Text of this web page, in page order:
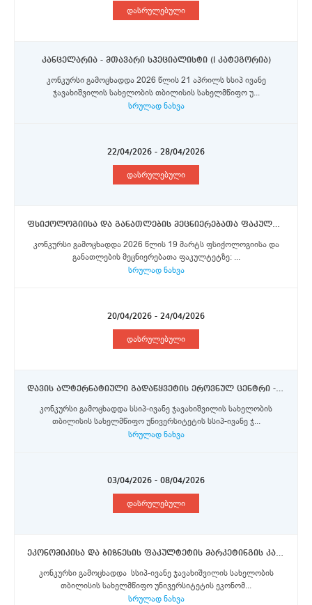
დასრულებული
კანცელარია - მთავარი სპეციალისტი (I კატეგორია)
კონკურსი გამოცხადდა 2026 წლის 21 აპრილს სსიპ ივანე
ჯავახიშვილის სახელობის თბილისის სახელმწიფო უ...
სრულად ნახვა
22/04/2026 - 28/04/2026
დასრულებული
ფსიქოლოგიისა და განათლების მეცნიერებათა ფაკულტეტი - ასისტენტ- პროფესორი
კონკურსი გამოცხადდა 2026 წლის 19 მარტს ფსიქოლოგიისა და
განათლების მეცნიერებათა ფაკულტეტზე: ...
სრულად ნახვა
20/04/2026 - 24/04/2026
დასრულებული
დავის ალტერნატიული გადაწყვეტის ეროვნულ ცენტრი - სტაჟიორი
კონკურსი გამოცხადდა სსიპ-ივანე ჯავახიშვილის სახელობის
თბილისის სახელმწიფო უნივერსიტეტის სსიპ-ივანე ჯ...
სრულად ნახვა
03/04/2026 - 08/04/2026
დასრულებული
ეკონომიკისა და ბიზნესის ფაკულტეტის მარკეტინგის კათედრა - სტაჟიორი
კონკურსი გამოცხადდა სსიპ-ივანე ჯავახიშვილის სახელობის
თბილისის სახელმწიფო უნივერსიტეტის ეკონომ...
სრულად ნახვა